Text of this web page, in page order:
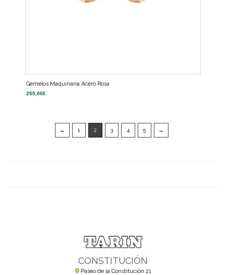
Gemelos Maquinaria Acero Rosa
255,00€
← 1 2 3 4 5 →
CONSTITUCIÓN
Paseo de la Constitución 21